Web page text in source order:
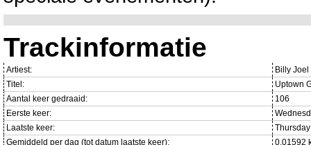
Trackinformatie
Artiest:
Billy Joel
Titel:
Uptown
Aantal keer gedraaid:
106
Eerste keer:
Laatste keer:
Gemiddeld per dag (tot datum laatste keer):
0.01592